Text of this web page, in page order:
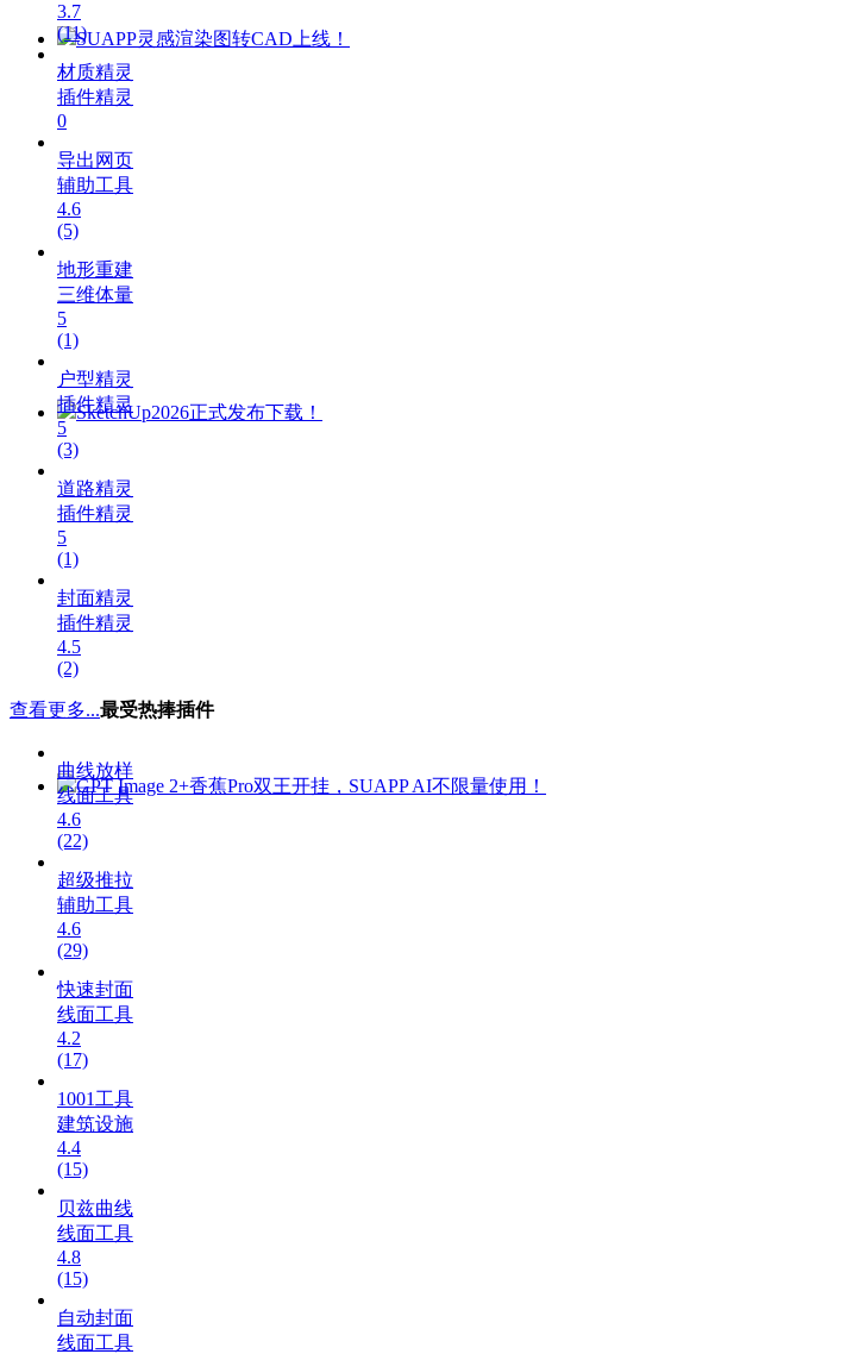
SUAPP灵感渲染图转CAD上线！
SketchUp2026正式发布下载！
GPT Image 2+香蕉Pro双王开挂，SUAPP AI不限量使用！
3.7
(11)
材质精灵
插件精灵
0
导出网页
辅助工具
4.6
(5)
地形重建
三维体量
5
(1)
户型精灵
插件精灵
5
(3)
道路精灵
插件精灵
5
(1)
封面精灵
插件精灵
4.5
(2)
查看更多...最受热捧插件
曲线放样
线面工具
4.6
(22)
超级推拉
辅助工具
4.6
(29)
快速封面
线面工具
4.2
(17)
1001工具
建筑设施
4.4
(15)
贝兹曲线
线面工具
4.8
(15)
自动封面
线面工具